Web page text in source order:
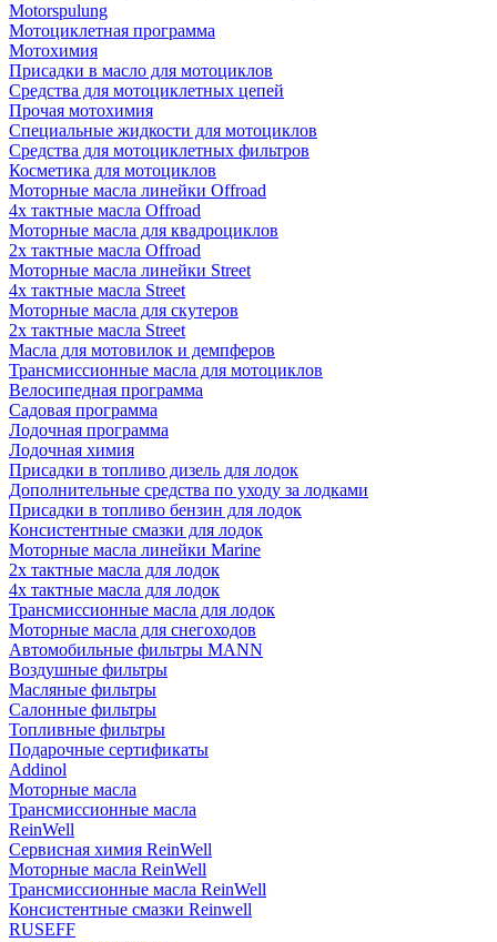
Motorspulung
Мотоциклетная программа
Мотохимия
Присадки в масло для мотоциклов
Средства для мотоциклетных цепей
Прочая мотохимия
Специальные жидкости для мотоциклов
Средства для мотоциклетных фильтров
Косметика для мотоциклов
Моторные масла линейки Offroad
4х тактные масла Offroad
Моторные масла для квадроциклов
2х тактные масла Offroad
Моторные масла линейки Street
4х тактные масла Street
Моторные масла для скутеров
2х тактные масла Street
Масла для мотовилок и демпферов
Трансмиссионные масла для мотоциклов
Велосипедная программа
Садовая программа
Лодочная программа
Лодочная химия
Присадки в топливо дизель для лодок
Дополнительные средства по уходу за лодками
Присадки в топливо бензин для лодок
Консистентные смазки для лодок
Моторные масла линейки Marine
2х тактные масла для лодок
4х тактные масла для лодок
Трансмиссионные масла для лодок
Моторные масла для снегоходов
Автомобильные фильтры MANN
Воздушные фильтры
Масляные фильтры
Салонные фильтры
Топливные фильтры
Подарочные сертификаты
Addinol
Моторные масла
Трансмиссионные масла
ReinWell
Сервисная химия ReinWell
Моторные масла ReinWell
Трансмиссионные масла ReinWell
Консистентные смазки Reinwell
RUSEFF